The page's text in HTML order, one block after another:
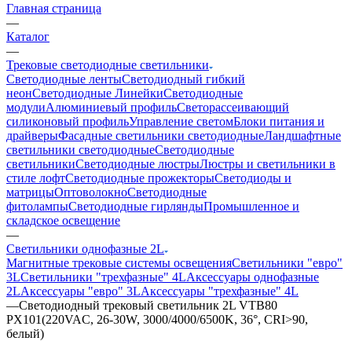
Главная страница
—
Каталог
—
Трековые светодиодные светильники
Светодиодные лентыСветодиодный гибкий
неонСветодиодные ЛинейкиСветодиодные
модулиАлюминиевый профильСветорассеивающий
силиконовый профильУправление светомБлоки питания и
драйверыФасадные светильники светодиодныеЛандшафтные
светильники светодиодныеСветодиодные
светильникиСветодиодные люстрыЛюстры и светильники в
стиле лофтСветодиодные прожекторыСветодиоды и
матрицыОптоволокноСветодиодные
фитолампыСветодиодные гирляндыПромышленное и
складское освещение
—
Светильники однофазные 2L
Магнитные трековые системы освещенияСветильники "евро"
3LСветильники "трехфазные" 4LАксессуары однофазные
2LАксессуары "евро" 3LАксессуары "трехфазные" 4L
—Светодиодный трековый светильник 2L VTB80
PX101(220VAC, 26-30W, 3000/4000/6500K, 36°, CRI>90,
белый)